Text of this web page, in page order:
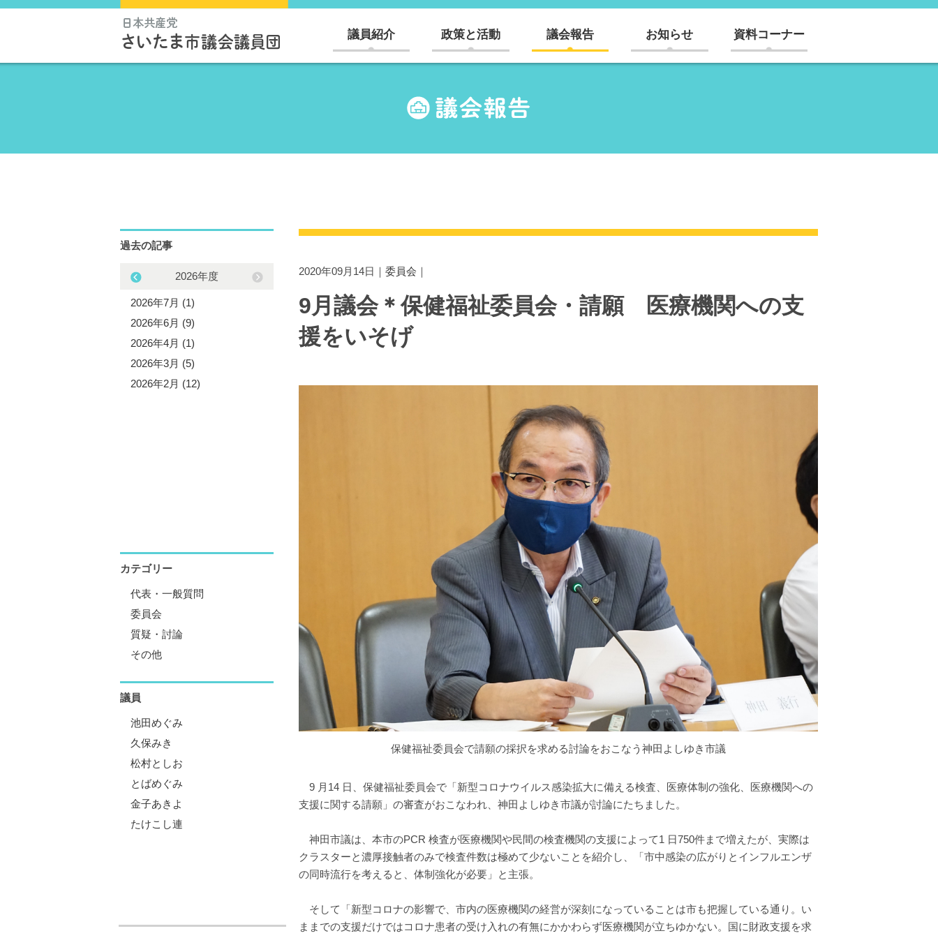
議員紹介 政策と活動 議会報告 お知らせ 資料コーナー
2020年09月14日｜ 委員会 ｜
9月議会＊保健福祉委員会・請願 医療機関への支
援をいそげ
保健福祉委員会で請願の採択を求める討論をおこなう神田よしゆき市議
9 月14 日、保健福祉委員会で「新型コロナウイルス感染拡大に備える検査、医療体制の強化、医療機関への
支援に関する請願」の審査がおこなわれ、神田よしゆき市議が討論にたちました。
神田市議は、本市のPCR 検査が医療機関や民間の検査機関の支援によって1 日750件まで増えたが、実際は
クラスターと濃厚接触者のみで検査件数は極めて少ないことを紹介し、「市中感染の広がりとインフルエンザ
の同時流行を考えると、体制強化が必要」と主張。
そして「新型コロナの影響で、市内の医療機関の経営が深刻になっていることは市も把握している通り。い
ままでの支援だけではコロナ患者の受け入れの有無にかかわらず医療機関が立ちゆかない。国に財政支援を求
過去の記事
2026年度
2026年7月 (1)
2026年6月 (9)
2026年4月 (1)
2026年3月 (5)
2026年2月 (12)
カテゴリー
代表・一般質問
委員会
質疑・討論
その他
議員
池田めぐみ
久保みき
松村としお
とばめぐみ
金子あきよ
たけこし連